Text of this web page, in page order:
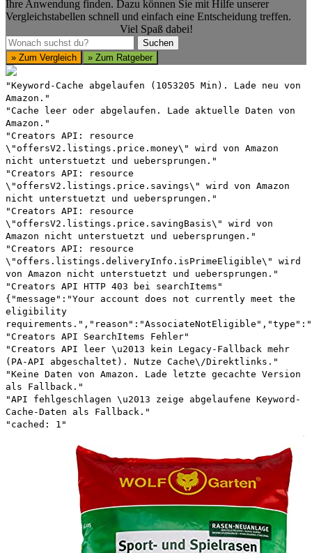
Ihre Anwendung finden. Dazu können Sie mit Hilfe unserer
Vergleichstabellen schnell und einfach eine Entscheidung treffen.
Viel Spaß dabei!
Suchen
Suchen
» Zum Vergleich
» Zum Ratgeber
"Keyword-Cache abgelaufen (1053205 Min). Lade neu von
Amazon."
"Cache leer oder abgelaufen. Lade aktuelle Daten von
Amazon."
"Creators API: resource
\"offersV2.listings.price.money\" wird von Amazon
nicht unterstuetzt und uebersprungen."
"Creators API: resource
\"offersV2.listings.price.savings\" wird von Amazon
nicht unterstuetzt und uebersprungen."
"Creators API: resource
\"offersV2.listings.price.savingBasis\" wird von
Amazon nicht unterstuetzt und uebersprungen."
"Creators API: resource
\"offers.listings.deliveryInfo.isPrimeEligible\" wird
von Amazon nicht unterstuetzt und uebersprungen."
"Creators API HTTP 403 bei searchItems"
{"message":"Your account does not currently meet the
eligibility
"Creators API SearchItems Fehler"
"Creators API leer \u2013 kein Legacy-Fallback mehr
(PA-API abgeschaltet). Nutze Cache\/Direktlinks."
"Keine Daten von Amazon. Lade letzte gecachte Version
als Fallback."
"API fehlgeschlagen \u2013 zeige abgelaufene Keyword-
Cache-Daten als Fallback."
"cached: 1"